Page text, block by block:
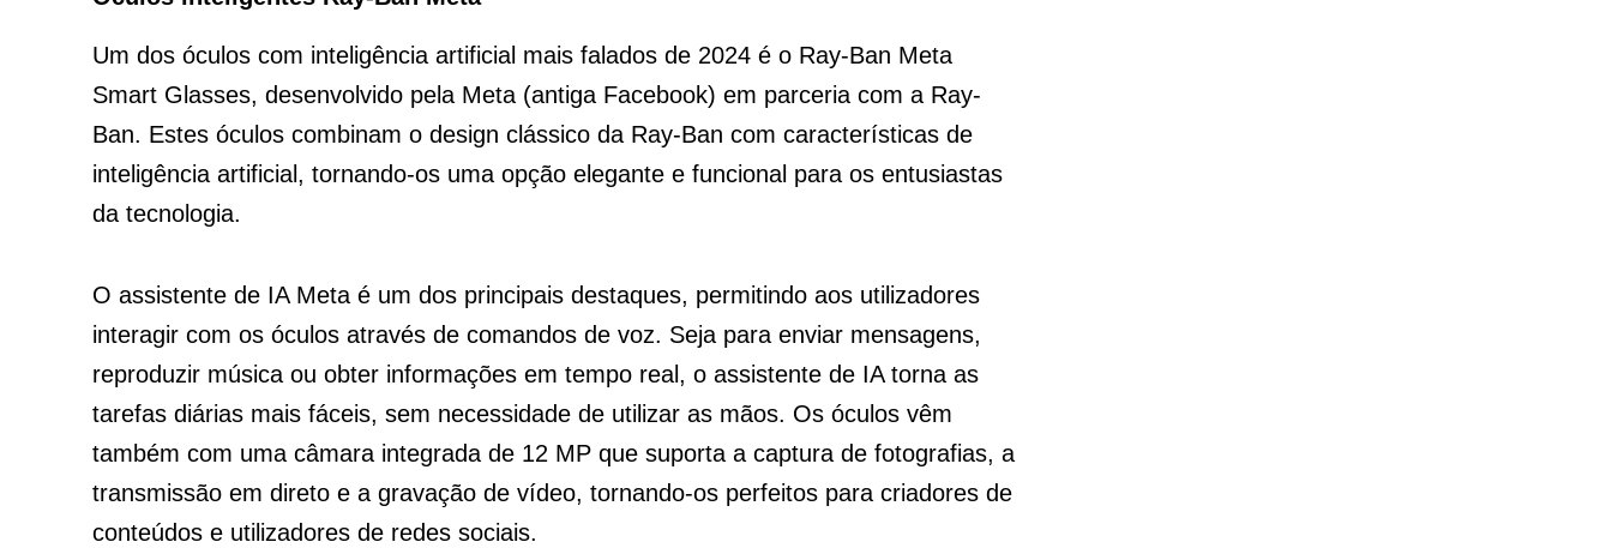
Um dos óculos com inteligência artificial mais falados de 2024 é o Ray-Ban Meta
Smart Glasses, desenvolvido pela Meta (antiga Facebook) em parceria com a Ray-
Ban. Estes óculos combinam o design clássico da Ray-Ban com características de
inteligência artificial, tornando-os uma opção elegante e funcional para os entusiastas
da tecnologia.
O assistente de IA Meta é um dos principais destaques, permitindo aos utilizadores
interagir com os óculos através de comandos de voz. Seja para enviar mensagens,
reproduzir música ou obter informações em tempo real, o assistente de IA torna as
tarefas diárias mais fáceis, sem necessidade de utilizar as mãos. Os óculos vêm
também com uma câmara integrada de 12 MP que suporta a captura de fotografias, a
transmissão em direto e a gravação de vídeo, tornando-os perfeitos para criadores de
conteúdos e utilizadores de redes sociais.